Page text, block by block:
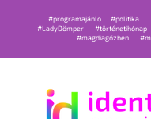
#programajánló #politika
#LadyDömper
#történetihónap
#magdiagőzben